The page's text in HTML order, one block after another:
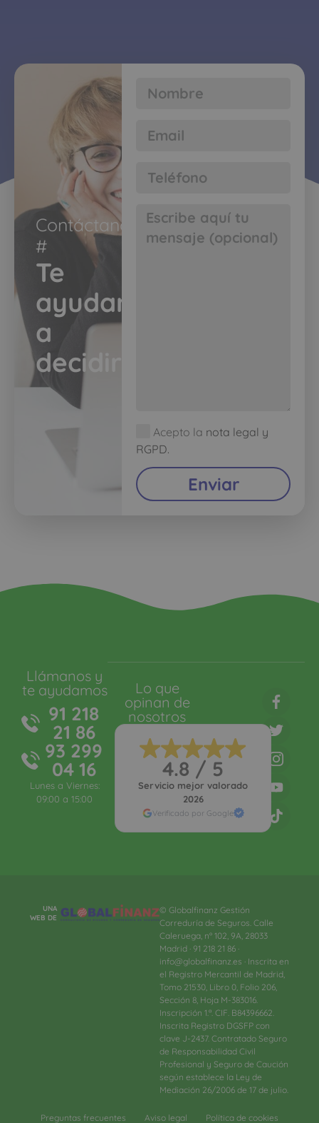
Contáctanos
#​
Te
ayudamos
a
decidir​
Acepto la nota legal y
RGPD.
Enviar
Lo que
opinan de
nosotros
4.8 / 5
Servicio mejor valorado
2026
Verificado por Google
Llámanos y
te ayudamos
91 218
21 86
93 299
04 16
Lunes a Viernes:
09:00 a 15:00
UNA
WEB DE
© Globalfinanz Gestión
Correduría de Seguros. Calle
Caleruega, nº 102, 9A, 28033
Madrid · 91 218 21 86 ·
info@globalfinanz.es · Inscrita en
el Registro Mercantil de Madrid,
Tomo 21530, Libro 0, Folio 206,
Sección 8, Hoja M-383016.
Inscripción 1.ª. CIF. B84396662.
Inscrita Registro DGSFP con
clave J-2437. Contratado Seguro
de Responsabilidad Civil
Profesional y Seguro de Caución
según establece la Ley de
Mediación 26/2006 de 17 de julio.
Preguntas frecuentes Aviso legal Política de cookies